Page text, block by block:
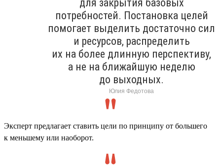
для закрытия базовых
потребностей. Постановка целей
помогает выделить достаточно сил
и ресурсов, распределить
их на более длинную перспективу,
а не на ближайшую неделю
до выходных.
Юлия Федотова
Эксперт предлагает ставить цели по принципу от большего
к меньшему или наоборот.